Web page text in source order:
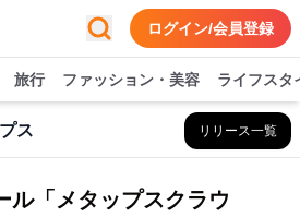
ログイン/会員登録
旅行 ファッション・美容 ライフスタ
ス リリース一覧
ル「メタップスクラウ